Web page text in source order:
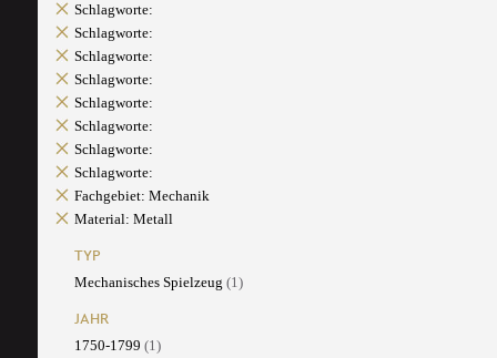
Schlagworte:
Schlagworte:
Schlagworte:
Schlagworte:
Schlagworte:
Schlagworte:
Schlagworte:
Schlagworte:
Fachgebiet: Mechanik
Material: Metall
TYP
Mechanisches Spielzeug (1)
JAHR
1750-1799 (1)